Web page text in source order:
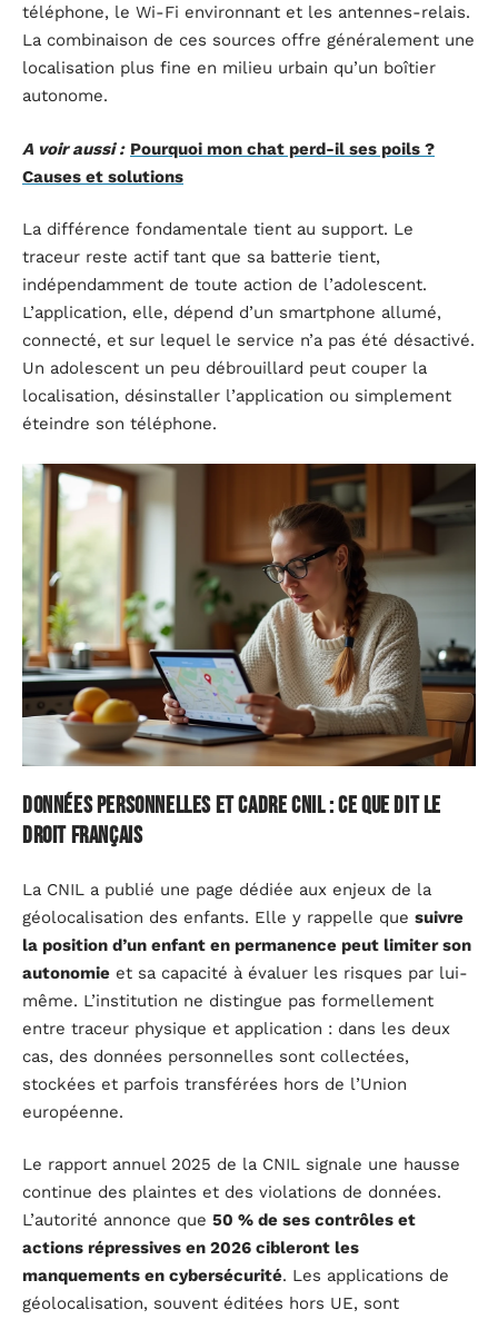
téléphone, le Wi-Fi environnant et les antennes-relais.
La combinaison de ces sources offre généralement une
localisation plus fine en milieu urbain qu’un boîtier
autonome.
A voir aussi : Pourquoi mon chat perd-il ses poils ?
Causes et solutions
La différence fondamentale tient au support. Le
traceur reste actif tant que sa batterie tient,
indépendamment de toute action de l’adolescent.
L’application, elle, dépend d’un smartphone allumé,
connecté, et sur lequel le service n’a pas été désactivé.
Un adolescent un peu débrouillard peut couper la
localisation, désinstaller l’application ou simplement
éteindre son téléphone.
Données personnelles et cadre CNIL : ce que dit le
droit français
La CNIL a publié une page dédiée aux enjeux de la
géolocalisation des enfants. Elle y rappelle que suivre
la position d’un enfant en permanence peut limiter son
autonomie et sa capacité à évaluer les risques par lui-
même. L’institution ne distingue pas formellement
entre traceur physique et application : dans les deux
cas, des données personnelles sont collectées,
stockées et parfois transférées hors de l’Union
européenne.
Le rapport annuel 2025 de la CNIL signale une hausse
continue des plaintes et des violations de données.
L’autorité annonce que 50 % de ses contrôles et
actions répressives en 2026 cibleront les
manquements en cybersécurité. Les applications de
géolocalisation, souvent éditées hors UE, sont